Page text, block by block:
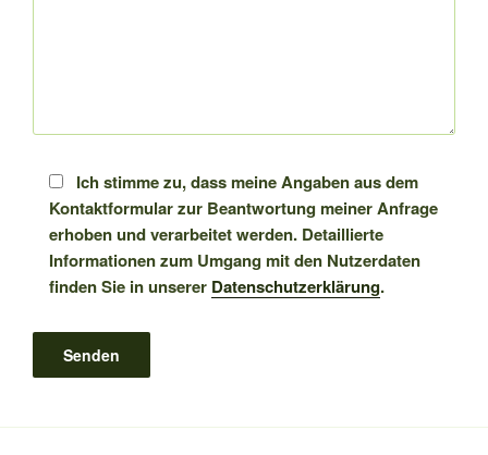
Ich stimme zu, dass meine Angaben aus dem
Kontaktformular zur Beantwortung meiner Anfrage
erhoben und verarbeitet werden. Detaillierte
Informationen zum Umgang mit den Nutzerdaten
finden Sie in unserer Datenschutzerklärung.